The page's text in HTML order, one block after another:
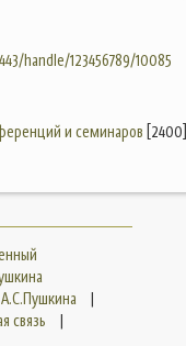
handle/123456789/10085
и семинаров [2400]
|
связь
|